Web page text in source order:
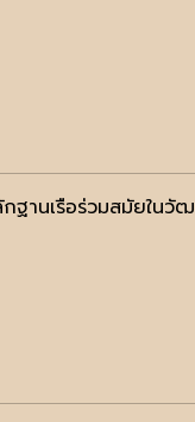
ฐานเรือร่วมสมัยในวั